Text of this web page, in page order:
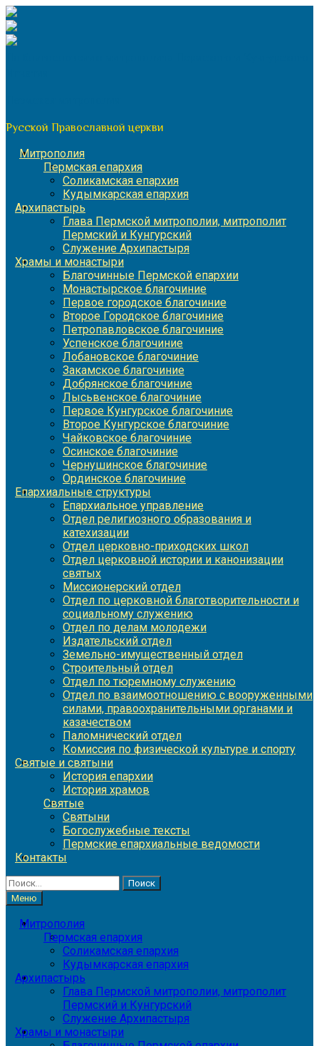
Перейти
к
содержимому
Русской Православной церкви
Митрополия
Пермская епархия
Соликамская епархия
Кудымкарская епархия
Архипастырь
Глава Пермской митрополии, митрополит
Пермский и Кунгурский
Служение Архипастыря
Храмы и монастыри
Благочинные Пермской епархии
Монастырское благочиние
Первое городское благочиние
Второе Городское благочиние
Петропавловское благочиние
Успенское благочиние
Лобановское благочиние
Закамское благочиние
Добрянское благочиние
Лысьвенское благочиние
Первое Кунгурское благочиние
Второе Кунгурское благочиние
Чайковское благочиние
Осинское благочиние
Чернушинское благочиние
Ординское благочиние
Епархиальные структуры
Епархиальное управление
Отдел религиозного образования и
катехизации
Отдел церковно-приходских школ
Отдел церковной истории и канонизации
святых
Миссионерский отдел
Отдел по церковной благотворительности и
социальному служению
Отдел по делам молодежи
Издательский отдел
Земельно-имущественный отдел
Строительный отдел
Отдел по тюремному служению
Отдел по взаимоотношению с вооруженными
силами, правоохранительными органами и
казачеством
Паломнический отдел
Комиссия по физической культуре и спорту
Святые и святыни
История епархии
История храмов
Святые
Святыни
Богослужебные тексты
Пермские епархиальные ведомости
Контакты
Найти:
Меню
Митрополия
Пермская епархия
Соликамская епархия
Кудымкарская епархия
Архипастырь
Глава Пермской митрополии, митрополит
Пермский и Кунгурский
Служение Архипастыря
Храмы и монастыри